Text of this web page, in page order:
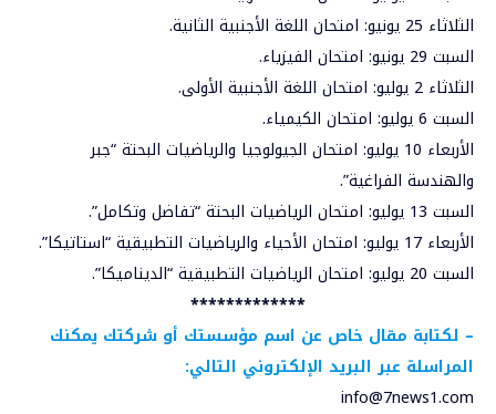
الثلاثاء 25 يونيو: امتحان اللغة الأجنبية الثانية.
السبت 29 يونيو: امتحان الفيزياء.
الثلاثاء 2 يوليو: امتحان اللغة الأجنبية الأولى.
السبت 6 يوليو: امتحان الكيمياء.
الأربعاء 10 يوليو: امتحان الجيولوجيا والرياضيات البحتة “جبر
والهندسة الفراغية”.
السبت 13 يوليو: امتحان الرياضيات البحتة “تفاضل وتكامل”.
الأربعاء 17 يوليو: امتحان الأحياء والرياضيات التطبيقية “استاتيكا”.
السبت 20 يوليو: امتحان الرياضيات التطبيقية “الديناميكا”.
*************
– لكتابة مقال خاص عن اسم مؤسستك أو شركتك يمكنك
المراسلة عبر البريد الإلكتروني التالي:
info@7news1.com